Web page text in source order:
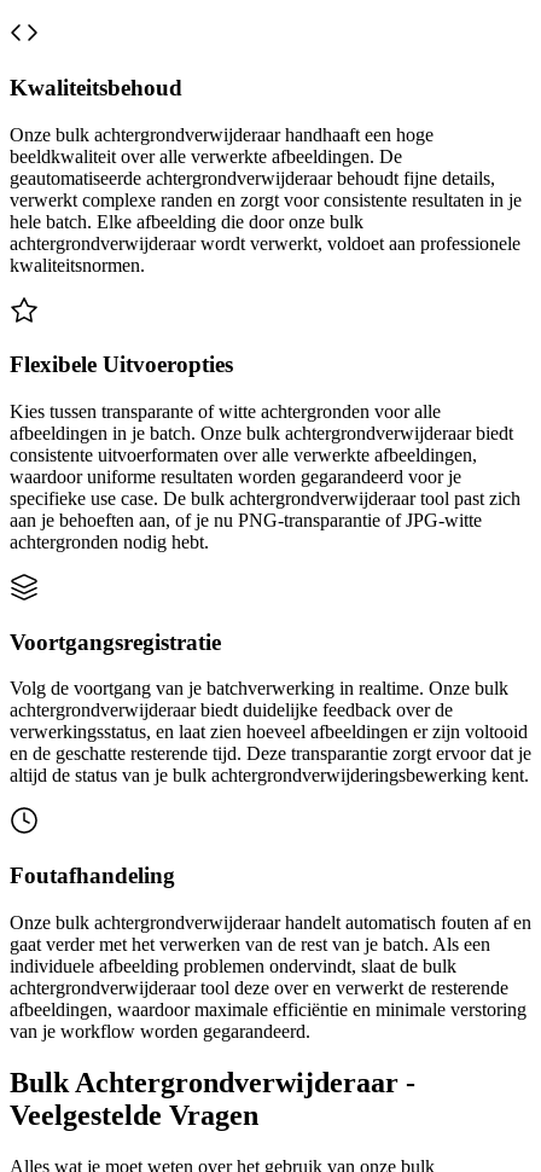
Kwaliteitsbehoud
Onze bulk achtergrondverwijderaar handhaaft een hoge
beeldkwaliteit over alle verwerkte afbeeldingen. De
geautomatiseerde achtergrondverwijderaar behoudt fijne details,
verwerkt complexe randen en zorgt voor consistente resultaten in je
hele batch. Elke afbeelding die door onze bulk
achtergrondverwijderaar wordt verwerkt, voldoet aan professionele
kwaliteitsnormen.
Flexibele Uitvoeropties
Kies tussen transparante of witte achtergronden voor alle
afbeeldingen in je batch. Onze bulk achtergrondverwijderaar biedt
consistente uitvoerformaten over alle verwerkte afbeeldingen,
waardoor uniforme resultaten worden gegarandeerd voor je
specifieke use case. De bulk achtergrondverwijderaar tool past zich
aan je behoeften aan, of je nu PNG-transparantie of JPG-witte
achtergronden nodig hebt.
Voortgangsregistratie
Volg de voortgang van je batchverwerking in realtime. Onze bulk
achtergrondverwijderaar biedt duidelijke feedback over de
verwerkingsstatus, en laat zien hoeveel afbeeldingen er zijn voltooid
en de geschatte resterende tijd. Deze transparantie zorgt ervoor dat je
altijd de status van je bulk achtergrondverwijderingsbewerking kent.
Foutafhandeling
Onze bulk achtergrondverwijderaar handelt automatisch fouten af en
gaat verder met het verwerken van de rest van je batch. Als een
individuele afbeelding problemen ondervindt, slaat de bulk
achtergrondverwijderaar tool deze over en verwerkt de resterende
afbeeldingen, waardoor maximale efficiëntie en minimale verstoring
van je workflow worden gegarandeerd.
Bulk Achtergrondverwijderaar -
Veelgestelde Vragen
Alles wat je moet weten over het gebruik van onze bulk